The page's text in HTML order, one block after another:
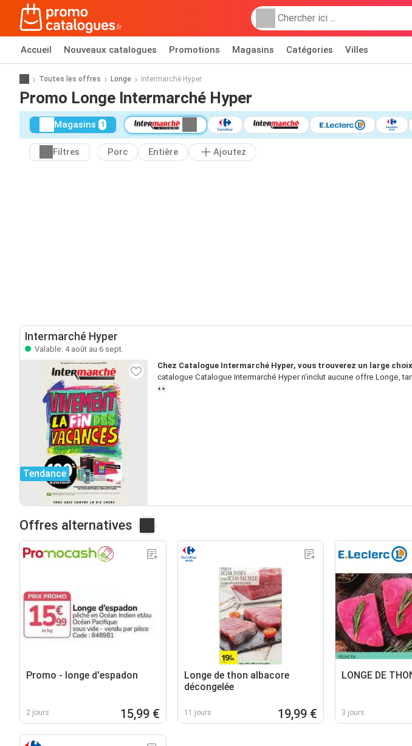
Accueil Nouveaux catalogues Promotions Magasins Catégories Villes
Toutes les offres Longe Intermarché Hyper
Promo Longe Intermarché Hyper
Magasins 1
Filtres Porc Entière Ajoutez
Intermarché Hyper
Valable: 4 août au 6 sept.
Tendance
Chez Catalogue Intermarché Hyper, vous trouverez un large
catalogue Catalogue Intermarché Hyper n’inclut aucune offre Longe,
👀
Offres alternatives
Promo - longe d'espadon
2 jours 15,99 €
Longe de thon albacore
décongelée
11 jours 19,99 €
LONGE DE
3 jours